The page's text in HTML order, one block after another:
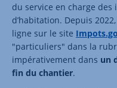
du service en charge
d’habitation. Depuis
ligne sur le site
"particuliers" dans la
impérativement dans un
fin du chantier.